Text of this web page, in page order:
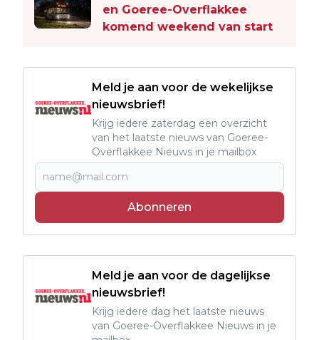
en Goeree-Overflakkee
komend weekend van start
Meld je aan voor de wekelijkse
nieuwsbrief!
Krijg iedere zaterdag een overzicht
van het laatste nieuws van Goeree-
Overflakkee Nieuws in je mailbox
Abonneren
Meld je aan voor de dagelijkse
nieuwsbrief!
Krijg iedere dag het laatste nieuws
van Goeree-Overflakkee Nieuws in je